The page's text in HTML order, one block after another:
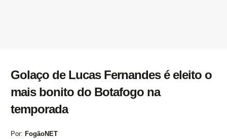
Golaço de Lucas Fernandes é eleito o
mais bonito do Botafogo na
temporada
Por: FogãoNET